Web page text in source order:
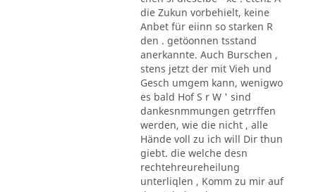
die Zukun vorbehielt, keine
Anbet für eiinn so starken R
den . getöonnen tsstand
anerkannte. Auch Burschen ,
stens jetzt der mit Vieh und
Gesch umgem kann, wenigwo
es bald Hof S r W ' sind
dankesnmmungen getrrffen
werden, wie die nicht , alle
Hände voll zu ich will Dir thun
giebt. die welche desn
rechtehreureheilung
unterliqlen , Komm zu mir auf